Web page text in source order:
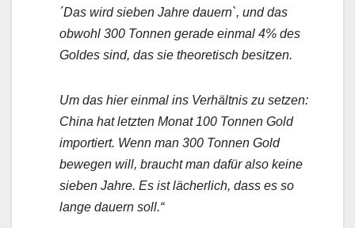
´Das wird sieben Jahre dauern`, und das
obwohl 300 Tonnen gerade einmal 4% des
Goldes sind, das sie theoretisch besitzen.
Um das hier einmal ins Verhältnis zu setzen:
China hat letzten Monat 100 Tonnen Gold
importiert. Wenn man 300 Tonnen Gold
bewegen will, braucht man dafür also keine
sieben Jahre. Es ist lächerlich, dass es so
lange dauern soll.“